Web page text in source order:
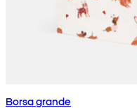
Borsa grande